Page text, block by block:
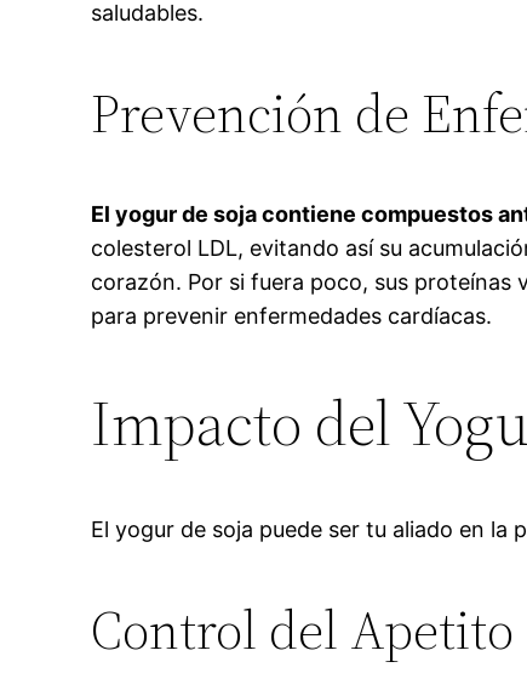
saludables.
Prevención de
El yogur de soja contiene compuestos
colesterol LDL, evitando así su
corazón. Por si fuera poco, sus
para prevenir enfermedades cardíacas.
Impacto del
El yogur de soja puede ser tu aliado en la
Control del Apetito